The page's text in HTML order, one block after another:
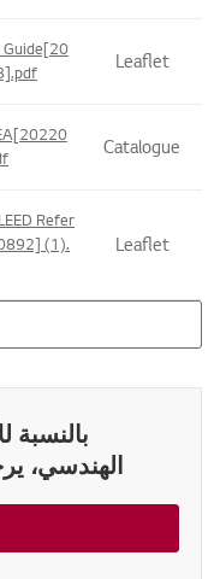
Leaflet
Guide[20
Catalogue
Leaflet
Refer
(1).
بالنسبة
الهندسي،